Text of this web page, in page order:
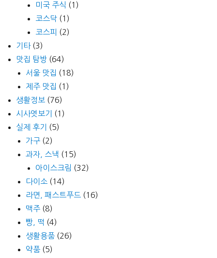
미국 주식 (1)
코스닥 (1)
코스피 (2)
기타(3)
맛집 탐방 (64)
서울 맛집 (18)
제주 맛집 (1)
생활정보 (76)
시사엿보기
(1)
실제 후기
(5)
가구 (2)
과자, 스낵 (15)
아이스크림 (32)
다이소 (14)
라면, 패스트푸드 (16)
맥주 (8)
빵, 떡 (4)
생활용품 (26)
약품 (5)